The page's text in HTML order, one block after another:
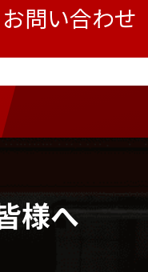
お問い合わせ
様へ